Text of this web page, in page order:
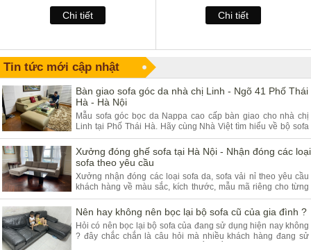
Chi tiết Chi tiết
Tin tức mới cập nhật
Bàn giao sofa góc da nhà chị Linh - Ngõ 41 Phố Thái
Hà - Hà Nội
Mẫu sofa góc bọc da Nappa cao cấp bàn giao cho nhà chị
Linh tại Phố Thái Hà. Hãy cùng Nhà Việt tìm hiểu về bộ sofa
góc da và ưu điểm của sản phẩm.
Xưởng đóng ghế sofa tại Hà Nội - Nhận đóng các loại
sofa theo yêu cầu
Xưởng nhận đóng các loại sofa da, sofa vải nỉ theo yêu cầu
khách hàng về màu sắc, kích thước, mẫu mã riêng cho từng
khách hàng. Quý khách đang có nhu cầu tìm xưởng sofa hãy
tham khảo bài viết dưới đây.
Nên hay không nên bọc lại bộ sofa cũ của gia đình ?
Hỏi có nên bọc lại bộ sofa của đang sử dụng hiện nay không
? đây chắc chắn là câu hỏi mà nhiều khách hàng đang sử